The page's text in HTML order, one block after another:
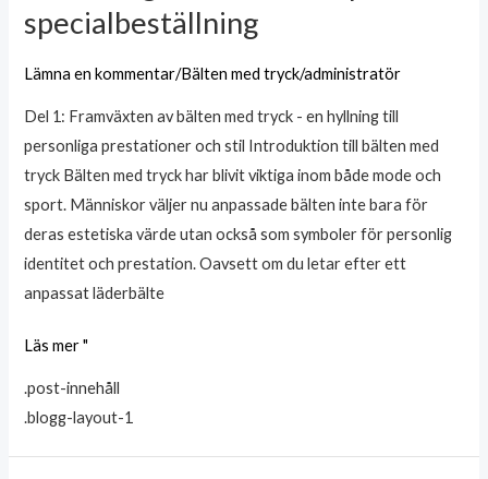
specialbeställning
Lämna en kommentar/Bälten med tryck/administratör
Del 1: Framväxten av bälten med tryck - en hyllning till
personliga prestationer och stil Introduktion till bälten med
tryck Bälten med tryck har blivit viktiga inom både mode och
sport. Människor väljer nu anpassade bälten inte bara för
deras estetiska värde utan också som symboler för personlig
identitet och prestation. Oavsett om du letar efter ett
anpassat läderbälte
gör
läderbälten
specialbeställning
Läs mer "
.post-innehåll
.blogg-layout-1